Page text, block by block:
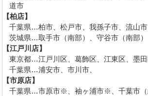
道市
【柏店】
千葉県…柏市、松戸市、我孫子市、流山市
茨城県…取手市（南部）、守谷市（南部）
【江戸川店】
東京都…江戸川区、葛飾区、江東区、墨田
千葉県…浦安市、市川市、
【市原店】
千葉県…市原市※、袖ヶ浦市※、千葉市